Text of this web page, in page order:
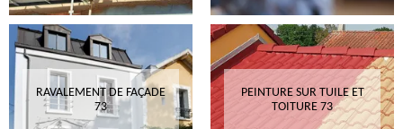
RAVALEMENT DE FAÇADE
73
PEINTURE SUR TUILE ET
TOITURE 73